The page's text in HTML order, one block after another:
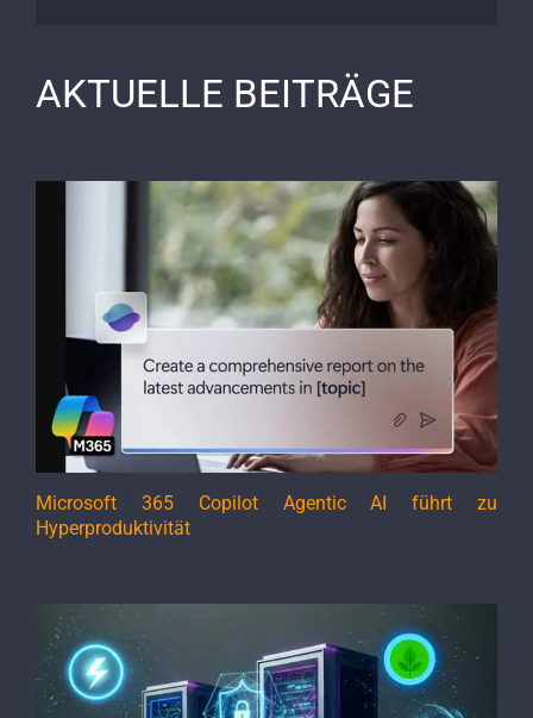
AKTUELLE BEITRÄGE
Microsoft 365 Copilot Agentic AI führt zu
Hyperproduktivität